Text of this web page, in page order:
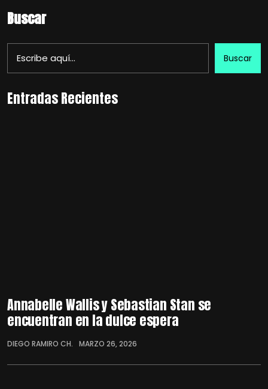
Buscar
Buscar
Entradas Recientes
Annabelle Wallis y Sebastian Stan se
encuentran en la dulce espera
DIEGO RAMIRO CH. MARZO 26, 2026